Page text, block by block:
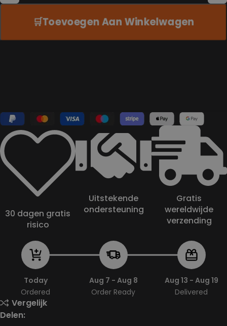
Toevoegen Aan Winkelwagen
30 dagen gratis
risico
Uitstekende
ondersteuning
Gratis
wereldwijde
verzending
Today
Ordered
Aug 7 - Aug 8
Order Ready
Aug 13 - Aug 19
Delivered
Vergelijk
Delen: